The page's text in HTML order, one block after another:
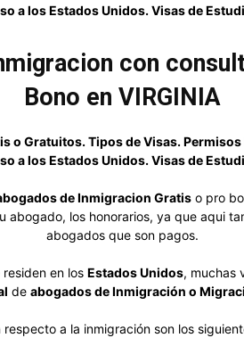
a los Estados Unidos. Visas de
con
Bono en VIRGINIA
o Gratuitos. Tipos de Visas.
a los Estados Unidos. Visas de
de Inmigracion Gratiso pro
abogado, los honorarios, ya que aqui
abogados que son pagos.
en los Estados Unidos, muchas
de abogados de Inmigración o
a la inmigración son los